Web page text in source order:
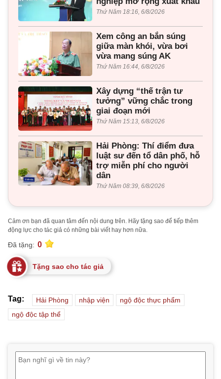
Thứ Năm 18:16, 6/8/2026
Xem công an bắn súng
giữa màn khói, vừa bơi
vừa mang súng AK
Thứ Năm 16:44, 6/8/2026
Xây dựng “thế trận tư
tưởng” vững chắc trong
giai đoạn mới
Thứ Năm 15:13, 6/8/2026
Hải Phòng: Thí điểm đưa
luật sư đến tổ dân phố, hỗ
trợ miễn phí cho người
dân
Thứ Năm 08:39, 6/8/2026
Cảm ơn bạn đã quan tâm đến nội dung trên. Hãy tặng sao để tiếp thêm
động lực cho tác giả có những bài viết hay hơn nữa.
Đã tặng: 0
Tặng sao cho tác giả
Tag: Hải Phòng nhập viện
ngộ độc thực phẩm
ngộ độc tập thể